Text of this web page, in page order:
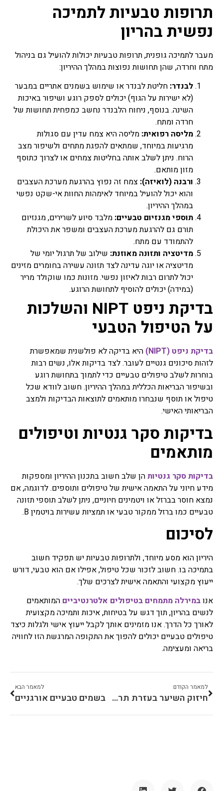
תרופות טבעיות לתמיכה
נפשית בהריון
מעבר לתמיכה גופנית, תרופות טבעיות יכולות להועיל גם בניהול
מתח וחרדה, שהן תחושות נפוצות במהלך ההיריון:
לבנדר: חליטת לבנדר או שימוש בשמנים אתריים במבער
(לא ישירות על הגוף) יכולים לספק רוגע ושיפור באיכות
השינה. בנוסף, ניחוח הלבנדר נחשב כמפחית תחושות של
חרדה ומתח.
מליסה רפואית: מליסה היא צמח עדין עם סגולות
מרגיעות במיוחד, שמתאים להפגת מתחים ולשיפור מצב
הרוח. ניתן לשלב אותה בחליטות צמחים או לצרוך כתוסף
מזון מותאם.
ורבנה (לואיזה): צמח זה נפוץ בהרגעת מערכת העצבים
והוא יכול להועיל במיוחד לאימהות החוות אי-שקט נפשי
במהלך ההיריון.
תוספי מגנזיום טבעיים: מלבד סיוע לשרירים, מגנזיום
תורם גם להרגעת מערכת העצבים ומשפר את היכולת
להתמודד עם מתח.
מדיטציה ותזונה מאוזנת: שילוב של תרגול יומי של
מדיטציה או יוגה עדינה לצד תזונה עשירה בחומרים מזינים
יכול לתרום רבות לאיזון נפשי. מזונות כמו שוקולד מריר
(במידה) יכולים להוסיף לתחושת הרוגע.
בדיקת ניפט NIPT והשלכות
על הטיפול הטבעי
בדיקת ניפט (NIPT)
היא בדיקה לא פולשנית שמאפשרת
לזהות סיכונים גנטיים לעובר. לצד בדיקות אלו, נשים רבות
בוחרות לשלב טיפולים טבעיים כדי לתמוך בתחושת רוגע
ובשיפור הבריאות הכללית במהלך ההיריון. חשוב לוודא שכל
טיפול או תוסף שנבחרו מותאמים לתוצאות הבדיקות ולמצב
הבריאותי האישי.
בדיקות סקר גנטיות וטיפולים
מותאמים
בדיקות סקר גנטיותהן שלב חשוב בתכנון ההיריון ומספקות
מידע חיוני על התאמה אישית של טיפולים ותוספים. לדוגמה, אם
נמצא חוסר בברזל או ויטמינים חיוניים, ניתן לשלב תוספי תזונה
טבעיים כמו ברזל ממקור טבעי או תמציות עשירות בויטמין B.
לסיכום
היריון הוא מסע מיוחד, ולתרופות טבעיות יש תפקיד חשוב
בתמיכה בו. חשוב לזכור שכל טיפול, אפילו אם הוא טבעי, דורש
ייעוץ מקצועי והתאמה אישית לצרכים שלך.
אנובמירלה מתמחים בטיפולים אלטרנטיביים המותאמים
לנשים בהריון, תוך דגש על בטיחות, איכות ותמיכה מקצועית
לאורך כל הדרך. אנו מזמינים אותך לקבל ייעוץ אישי ולגלות כיצד
טיפולים טבעיים יכולים להפוך את התקופה המרגשת הזו לחוויה
בריאה ומעצימה.
למאמר הקודם
חיזוק השיער בעזרת תרופות סבתא
למאמר הבא
בשמים טבעיים אורגניים